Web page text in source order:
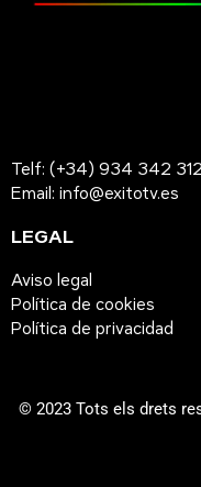
Telf: (+34) 934 342 312
Email: info@exitotv.es
LEGAL
Aviso legal
Política de cookies
Política de privacidad
© 2023 Tots els drets